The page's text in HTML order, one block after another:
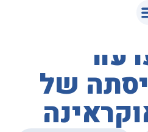
המחוזי
של